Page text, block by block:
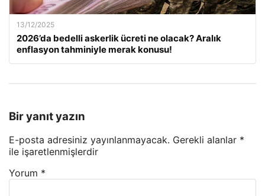
13/12/2025
2026’da bedelli askerlik ücreti ne olacak? Aralık
enflasyon tahminiyle merak konusu!
Bir yanıt yazın
E-posta adresiniz yayınlanmayacak. Gerekli alanlar *
ile işaretlenmişlerdir
Yorum *